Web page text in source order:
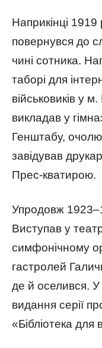
Наприкінці 1919
повернувся до
чині сотника.
таборі для
військовиків у
викладав у
Генштабу,
завідував
Прес-кватирою.
Упродовж
Виступав у
симфонічному
гастролей
де й оселився.
видання серії
«Бібліотека для